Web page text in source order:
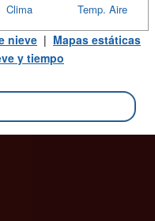
Temp. Aire
Clima
nieve | Mapas estáticas
y tiempo